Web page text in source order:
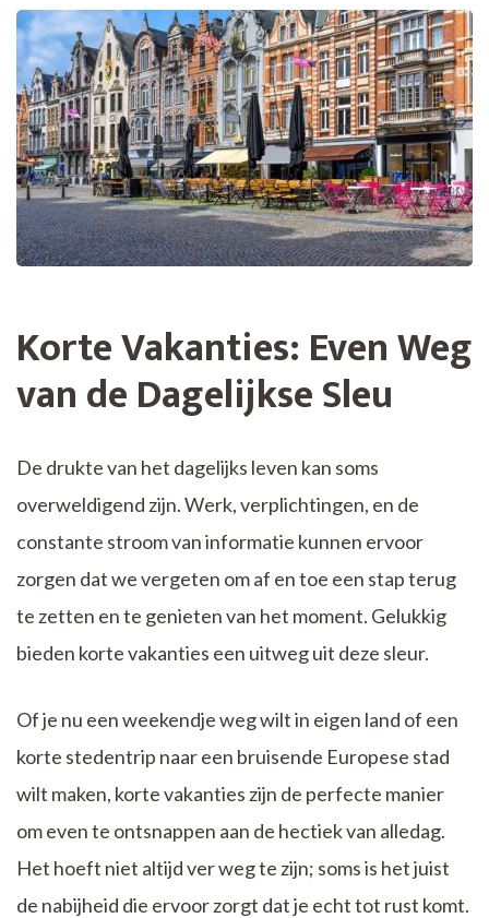
Korte Vakanties: Even Weg
van de Dagelijkse Sleu
De drukte van het dagelijks leven kan soms
overweldigend zijn. Werk, verplichtingen, en de
constante stroom van informatie kunnen ervoor
zorgen dat we vergeten om af en toe een stap terug
te zetten en te genieten van het moment. Gelukkig
bieden korte vakanties een uitweg uit deze sleur.
Of je nu een weekendje weg wilt in eigen land of een
korte stedentrip naar een bruisende Europese stad
wilt maken, korte vakanties zijn de perfecte manier
om even te ontsnappen aan de hectiek van alledag.
Het hoeft niet altijd ver weg te zijn; soms is het juist
de nabijheid die ervoor zorgt dat je echt tot rust komt.